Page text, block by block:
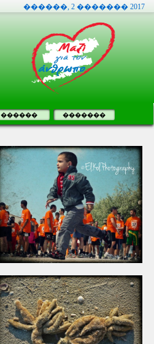
������, 2 ������� 2017
������ �������